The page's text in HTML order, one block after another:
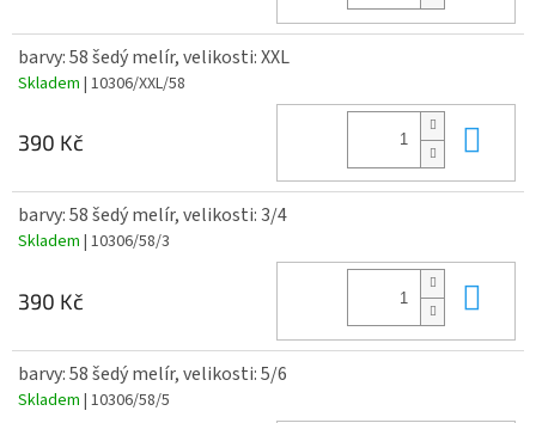
barvy: 58 šedý melír, velikosti: XXL
Skladem | 10306/XXL/58
390 Kč
barvy: 58 šedý melír, velikosti: 3/4
Skladem | 10306/58/3
390 Kč
barvy: 58 šedý melír, velikosti: 5/6
Skladem | 10306/58/5